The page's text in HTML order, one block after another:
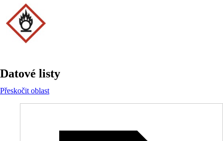
Datové listy
Přeskočit oblast